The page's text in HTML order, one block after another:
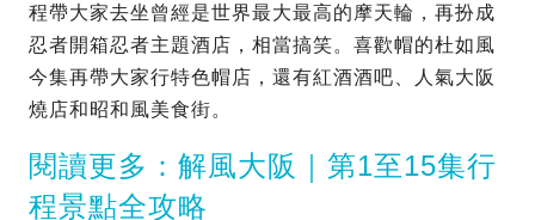
程帶大家去坐曾經是世界最大最高的摩天輪，再扮成
忍者開箱忍者主題酒店，相當搞笑。喜歡帽的杜如風
今集再帶大家行特色帽店，還有紅酒酒吧、人氣大阪
燒店和昭和風美食街。
閱讀更多：解風大阪｜第1至15集行
程景點全攻略